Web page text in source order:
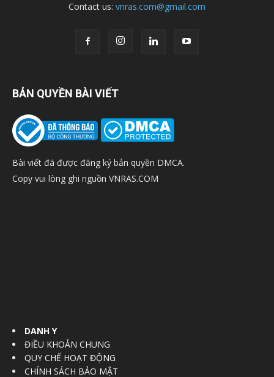
Contact us: vnras.com@gmail.com
BẢN QUYỀN BÀI VIẾT
Bài viết đã được đăng ký bản quyền DMCA.
Copy vui lòng ghi nguồn VNRAS.COM
DANH Y
ĐIỀU KHOẢN CHUNG
QUY CHẾ HOẠT ĐỘNG
CHÍNH SÁCH BẢO MẬT